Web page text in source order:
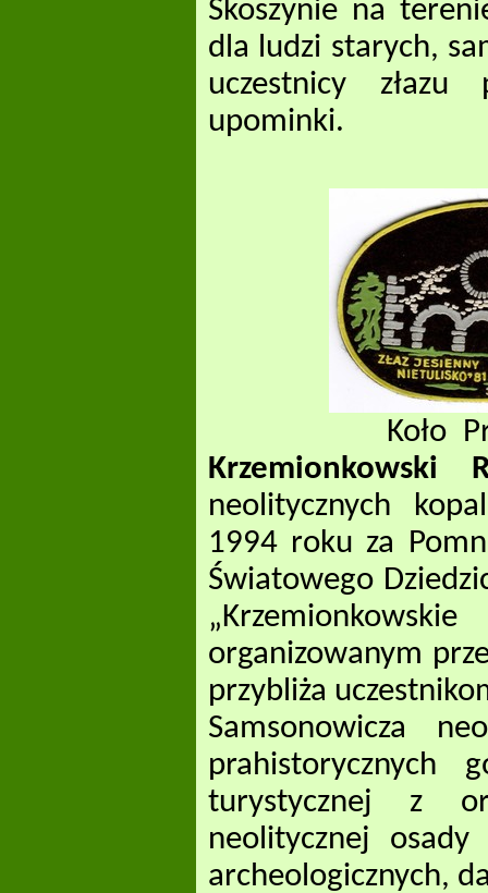
Skoszynie na
dla ludzi starych,
uczestnicy złazu
upominki.
Koło
Krzemionkowski
neolitycznych
1994 roku za
Światowego
organizowanym
przybliża
Samsonowicza
prahistorycznych
turystycznej z
neolitycznej
archeologicznych,